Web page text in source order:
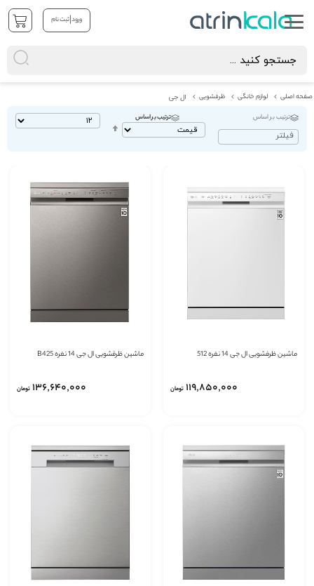
ورود|ثبت نام
صفحه اصلی لوازم خانگی ظرفشویی
ال جی
ترتیب بر اساس
تنظیم
ترتیب بر اساس
فیلتر
ماشین ظرفشویی ال جی 14 نفره 512
119٬850٬000 تومان
ماشین ظرفشویی ال جی 14 نفره B425
136٬640٬000 تومان